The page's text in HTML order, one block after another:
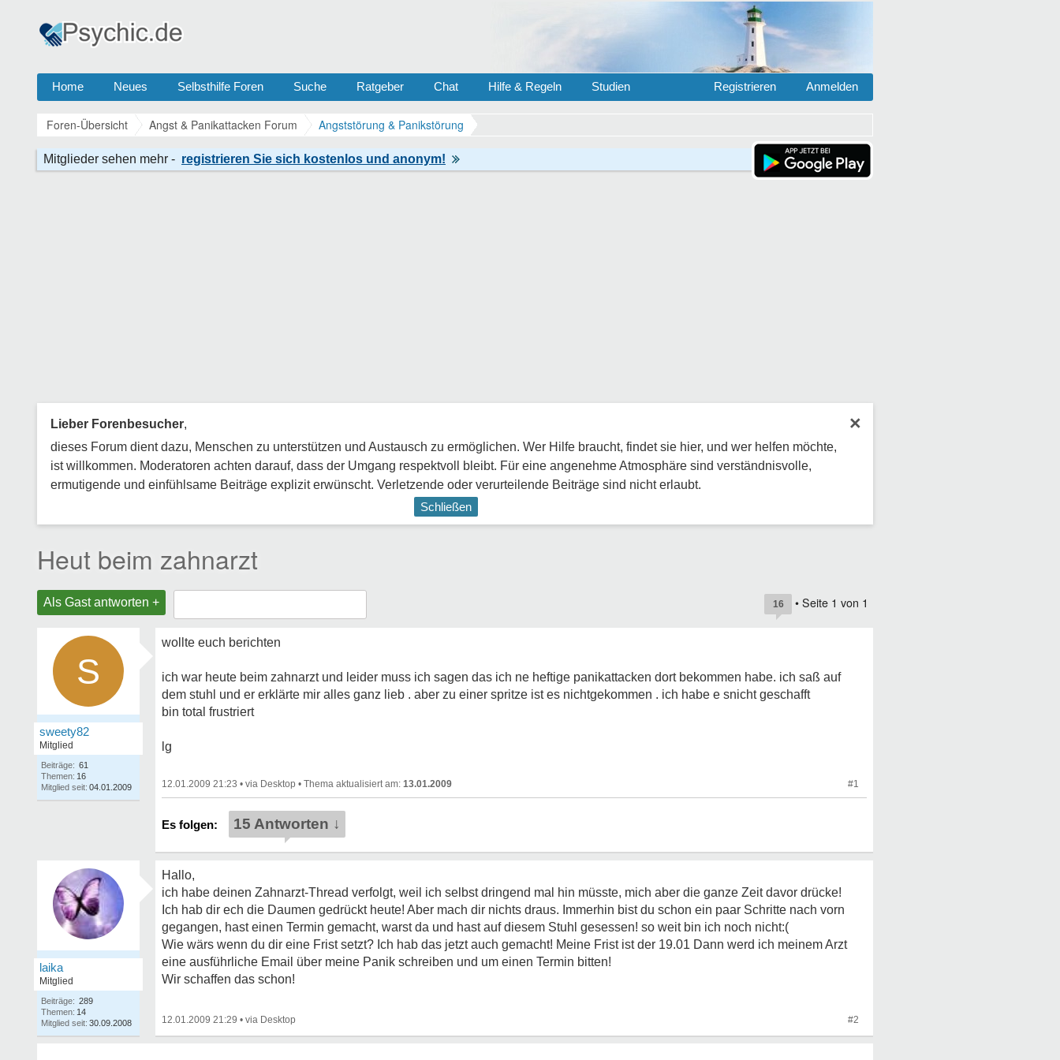
Home Neues Selbsthilfe Foren Suche Ratgeber Chat Hilfe & Regeln Studien Anmelden
Registrieren
Foren-Übersicht Angst & Panikattacken Forum Angststörung & Panikstörung
×
Lieber Forenbesucher,
dieses Forum dient dazu, Menschen zu unterstützen und Austausch zu ermöglichen. Wer Hilfe braucht, findet sie hier, und wer helfen möchte,
ist willkommen. Moderatoren achten darauf, dass der Umgang respektvoll bleibt. Für eine angenehme Atmosphäre sind verständnisvolle,
ermutigende und einfühlsame Beiträge explizit erwünscht. Verletzende oder verurteilende Beiträge sind nicht erlaubt.
Schließen
Heut beim zahnarzt
Als Gast antworten + 16 • Seite 1 von 1
S
sweety82
Mitglied
Beiträge: 61
Themen: 16
Mitglied seit: 04.01.2009
wollte euch berichten
ich war heute beim zahnarzt und leider muss ich sagen das ich ne heftige panikattacken dort bekommen habe. ich saß auf
dem stuhl und er erklärte mir alles ganz lieb . aber zu einer spritze ist es nichtgekommen . ich habe e snicht geschafft
bin total frustriert
lg
12.01.2009 21:23 • • 13.01.2009 #1
15 Antworten ↓
laika
Mitglied
Beiträge: 289
Themen: 14
Mitglied seit: 30.09.2008
Hallo,
ich habe deinen Zahnarzt-Thread verfolgt, weil ich selbst dringend mal hin müsste, mich aber die ganze Zeit davor drücke!
Ich hab dir ech die Daumen gedrückt heute! Aber mach dir nichts draus. Immerhin bist du schon ein paar Schritte nach vorn
gegangen, hast einen Termin gemacht, warst da und hast auf diesem Stuhl gesessen! so weit bin ich noch nicht:(
Wie wärs wenn du dir eine Frist setzt? Ich hab das jetzt auch gemacht! Meine Frist ist der 19.01 Dann werd ich meinem Arzt
eine ausführliche Email über meine Panik schreiben und um einen Termin bitten!
Wir schaffen das schon!
12.01.2009 21:29 • #2